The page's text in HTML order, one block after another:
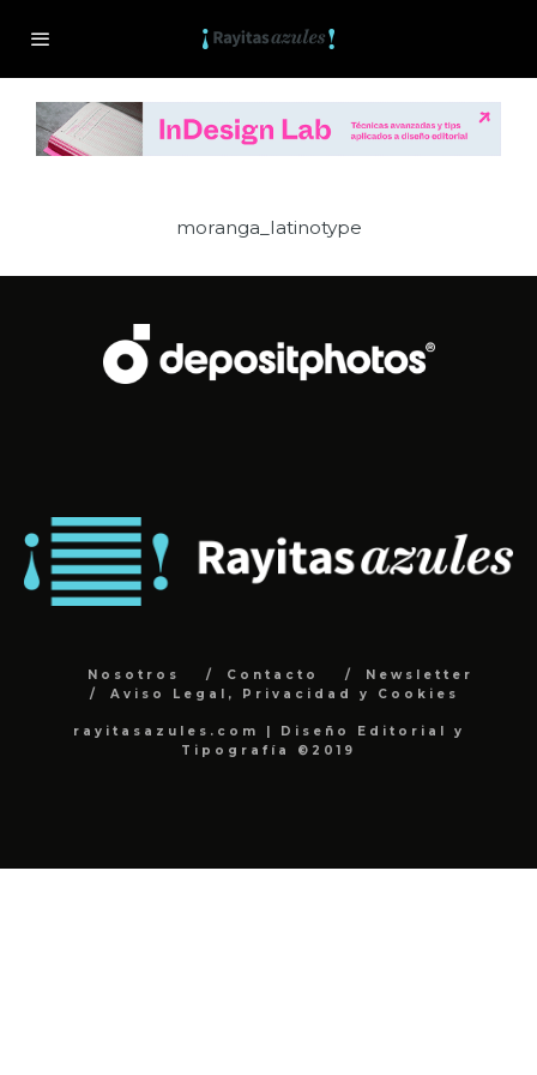
moranga_latinotype
Nosotros Contacto
Newsletter
Aviso Legal, Privacidad y Cookies
rayitasazules.com | Diseño Editorial y
Tipografía ©2019